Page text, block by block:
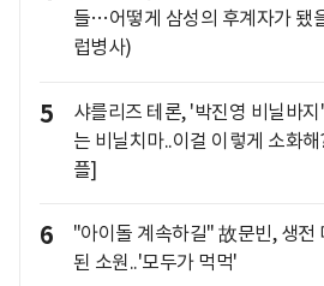
들…어떻게 삼성의 후계자가 됐
럽병사)
5
샤를리즈 테론, '박진영 비닐바
는 비닐치마..이걸 이렇게 소화
플]
6
"아이돌 계속하길" 故문빈, 생전
된 소원..'모두가 먹먹'